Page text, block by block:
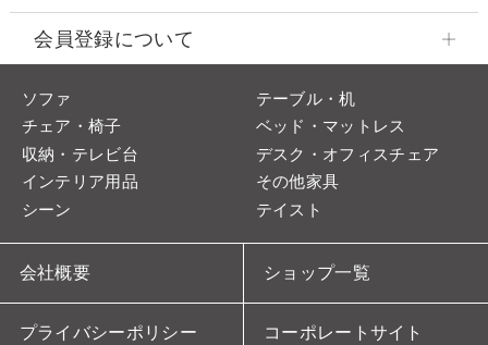
会員登録について
会社概要 ショップ一覧
プライバシーポリシー コーポレートサイト
ソファ
テーブル・机
チェア・椅子
ベッド・マットレス
収納・テレビ台
デスク・オフィスチェア
インテリア用品
その他家具
シーン
テイスト